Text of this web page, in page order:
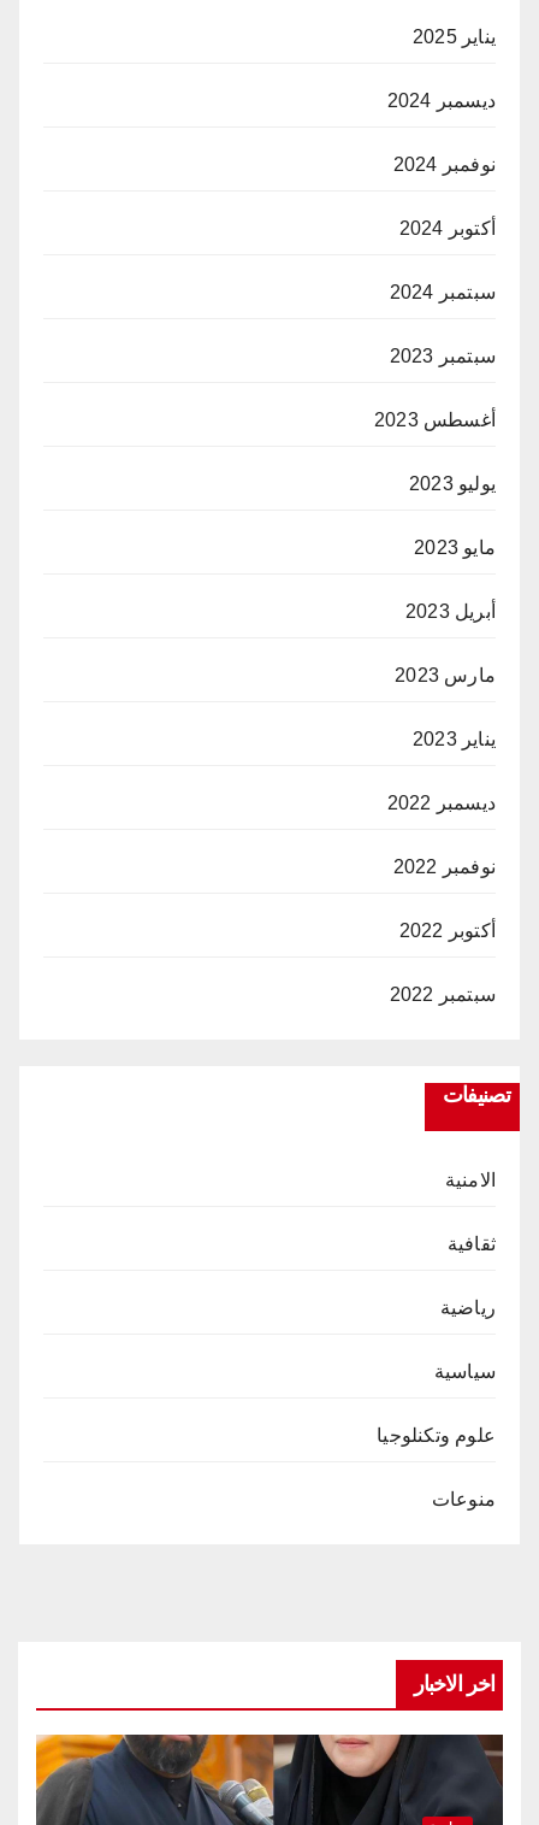
يناير 2025
ديسمبر 2024
نوفمبر 2024
أكتوبر 2024
سبتمبر 2024
سبتمبر 2023
أغسطس 2023
يوليو 2023
مايو 2023
أبريل 2023
مارس 2023
يناير 2023
ديسمبر 2022
نوفمبر 2022
أكتوبر 2022
سبتمبر 2022
تصنيفات
الامنية
ثقافية
رياضية
سياسية
علوم وتكنلوجيا
منوعات
اخر الاخبار